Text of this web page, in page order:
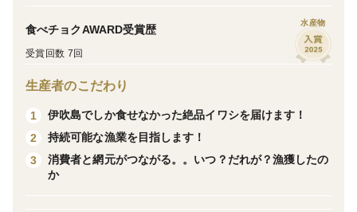
サーモンを丁寧に処理し、バジルオイルを練り込んだパ
ン衣で包み込みました。
イ10枚」の贅沢セット。約5分の揚げ焼きで、バジルの
香り豊かな🌊水産フライをお楽しみいただけます。
瀬戸内ハモ身の落とし身とコーンの相性バッチリ。
サックリ衣で仕上げました！
食べチョクAWARD受賞歴
受賞回数 7回
水産物
生産者のこだわり
1
伊吹島でしか食せなかった絶品イワシを届けます！
2
持続可能な漁業を目指します！
3
消費者と網元がつながる。。いつ？だれが？漁獲したの
か